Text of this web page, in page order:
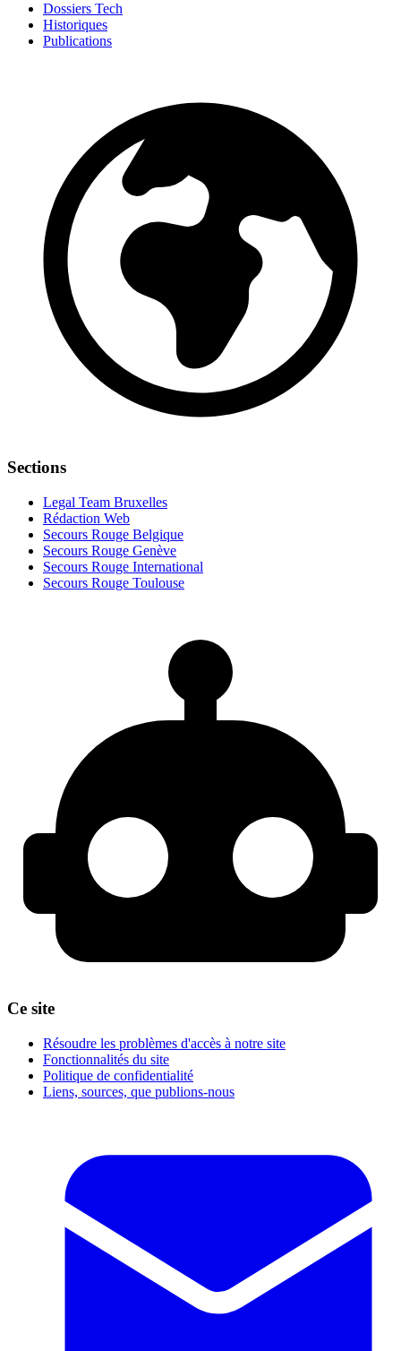
Dossiers Tech
Historiques
Publications
Sections
Legal Team Bruxelles
Rédaction Web
Secours Rouge Belgique
Secours Rouge Genève
Secours Rouge International
Secours Rouge Toulouse
Ce site
Résoudre les problèmes d'accès à notre site
Fonctionnalités du site
Politique de confidentialité
Liens, sources, que publions-nous